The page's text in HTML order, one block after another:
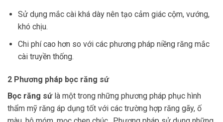
Sử dụng mắc cài khá dày nên tạo cảm giác cộm, vướng,
khó chịu.
Chi phí cao hơn so với các phương pháp niềng răng mắc
cài truyền thống.
2 Phương pháp bọc răng sứ
Bọc răng sứlà một trong những phương pháp phục hình
thẩm mỹ răng áp dụng tốt với các trường hợp răng gãy, ố